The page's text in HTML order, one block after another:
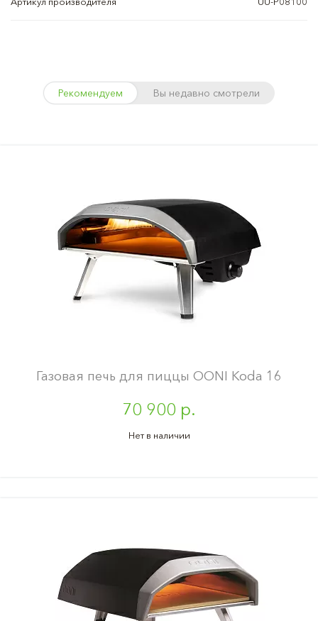
Рекомендуем Вы недавно смотрели
Газовая печь для пиццы OONI Koda 16
70 900 р.
Нет в наличии